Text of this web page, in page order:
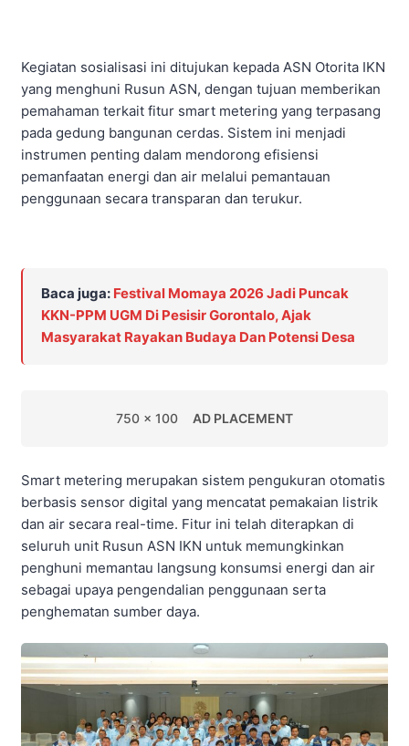
Kegiatan sosialisasi ini ditujukan kepada ASN Otorita IKN
yang menghuni Rusun ASN, dengan tujuan memberikan
pemahaman terkait fitur smart metering yang terpasang
pada gedung bangunan cerdas. Sistem ini menjadi
instrumen penting dalam mendorong efisiensi
pemanfaatan energi dan air melalui pemantauan
penggunaan secara transparan dan terukur.
Baca juga: Festival Momaya 2026 Jadi Puncak
KKN-PPM UGM Di Pesisir Gorontalo, Ajak
Masyarakat Rayakan Budaya Dan Potensi Desa
750 x 100 AD PLACEMENT
Smart metering merupakan sistem pengukuran otomatis
berbasis sensor digital yang mencatat pemakaian listrik
dan air secara real-time. Fitur ini telah diterapkan di
seluruh unit Rusun ASN IKN untuk memungkinkan
penghuni memantau langsung konsumsi energi dan air
sebagai upaya pengendalian penggunaan serta
penghematan sumber daya.